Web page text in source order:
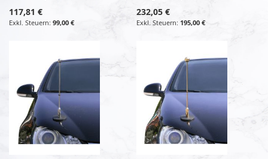
117,81 €
99,00 €
232,05 €
195,00 €